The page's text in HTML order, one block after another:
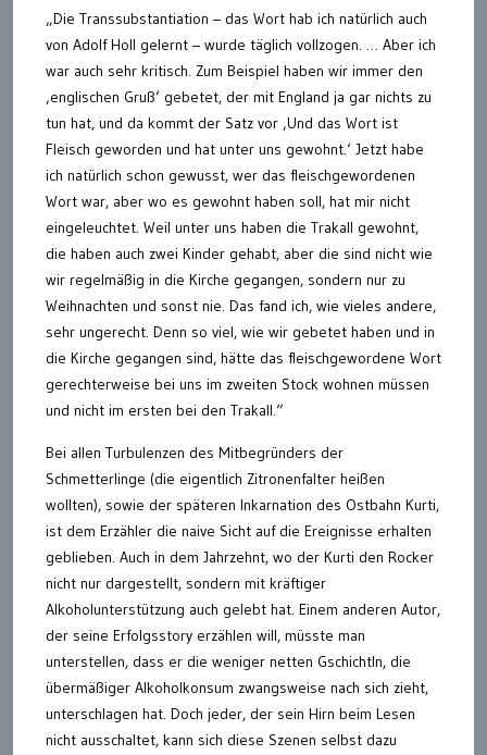
„Die Transsubstantiation – das Wort hab ich natürlich auch
von Adolf Holl gelernt – wurde täglich vollzogen. … Aber ich
war auch sehr kritisch. Zum Beispiel haben wir immer den
‚englischen Gruß‘ gebetet, der mit England ja gar nichts zu
tun hat, und da kommt der Satz vor ‚Und das Wort ist
Fleisch geworden und hat unter uns gewohnt.‘ Jetzt habe
ich natürlich schon gewusst, wer das fleischgewordenen
Wort war, aber wo es gewohnt haben soll, hat mir nicht
eingeleuchtet. Weil unter uns haben die Trakall gewohnt,
die haben auch zwei Kinder gehabt, aber die sind nicht wie
wir regelmäßig in die Kirche gegangen, sondern nur zu
Weihnachten und sonst nie. Das fand ich, wie vieles andere,
sehr ungerecht. Denn so viel, wie wir gebetet haben und in
die Kirche gegangen sind, hätte das fleischgewordene Wort
gerechterweise bei uns im zweiten Stock wohnen müssen
und nicht im ersten bei den Trakall.“
Bei allen Turbulenzen des Mitbegründers der
Schmetterlinge (die eigentlich Zitronenfalter heißen
wollten), sowie der späteren Inkarnation des Ostbahn Kurti,
ist dem Erzähler die naive Sicht auf die Ereignisse erhalten
geblieben. Auch in dem Jahrzehnt, wo der Kurti den Rocker
nicht nur dargestellt, sondern mit kräftiger
Alkoholunterstützung auch gelebt hat. Einem anderen Autor,
der seine Erfolgsstory erzählen will, müsste man
unterstellen, dass er die weniger netten Gschichtln, die
übermäßiger Alkoholkonsum zwangsweise nach sich zieht,
unterschlagen hat. Doch jeder, der sein Hirn beim Lesen
nicht ausschaltet, kann sich diese Szenen selbst dazu